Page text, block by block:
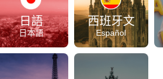
日語
日本語
西班牙文
Español